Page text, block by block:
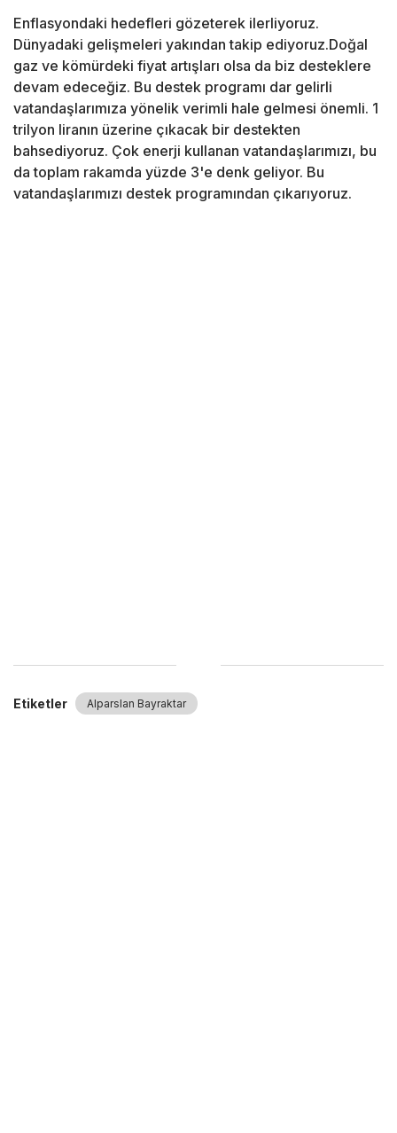
Enflasyondaki hedefleri gözeterek ilerliyoruz.
Dünyadaki gelişmeleri yakından takip ediyoruz.Doğal
gaz ve kömürdeki fiyat artışları olsa da biz desteklere
devam edeceğiz. Bu destek programı dar gelirli
vatandaşlarımıza yönelik verimli hale gelmesi önemli. 1
trilyon liranın üzerine çıkacak bir destekten
bahsediyoruz. Çok enerji kullanan vatandaşlarımızı, bu
da toplam rakamda yüzde 3'e denk geliyor. Bu
vatandaşlarımızı destek programından çıkarıyoruz.
Etiketler Alparslan Bayraktar